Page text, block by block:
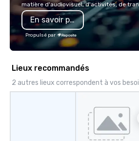
also a certified WOSB.
matière d'audiovisuel, d'activités, de
En savoir plus
Propulsé par
Lieux recommandés
2 autres lieux correspondent à vos